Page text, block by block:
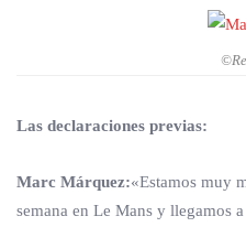
Las declaraciones previas:
Marc Márquez:«Estamos muy
semana en Le Mans y llegamos